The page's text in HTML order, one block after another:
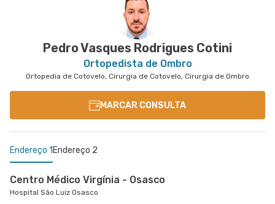
Hospital e Maternidade São Luiz Anália Franco
Rua Antonio Camardo nr. 856 - Tatuape, Sao
Rua Tingoassuiba nr. 30 - Vila Iolanda, Sao Paulo
Pedro Vasques Rodrigues Cotini
Ortopedista de Ombro
Ortopedia de Cotovelo, Cirurgia de Cotovelo, Cirurgia de Ombro
MARCAR CONSULTA
Endereço 1 Endereço 2
Centro Médico Virgínia - Osasco
Hospital São Luiz Osasco